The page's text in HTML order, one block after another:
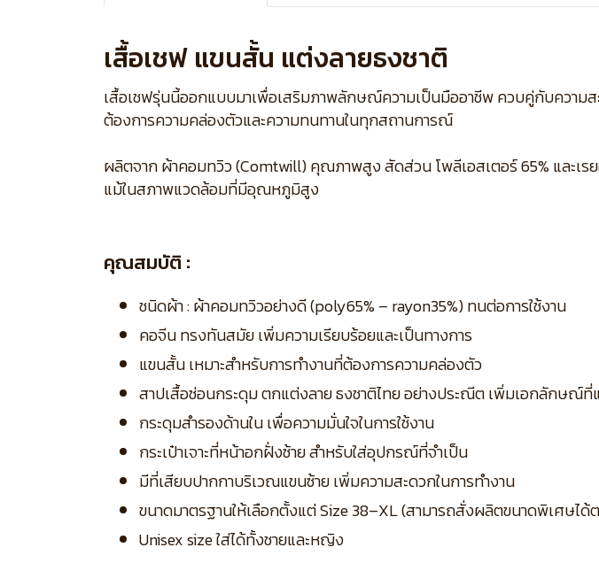
เสื้อเชฟ แขนสั้น แต่งลายธงชาติ
เสื้อเชฟรุ่นนี้ออกแบบมาเพื่อเสริมภาพลักษณ์ความเป็นมืออาชีพ ควบคู่กับความส
ต้องการความคล่องตัวและความทนทานในทุกสถานการณ์
ผลิตจาก ผ้าคอมทวิว (Comtwill) คุณภาพสูง สัดส่วน โพลีเอสเตอร์ 65% และเร
แม้ในสภาพแวดล้อมที่มีอุณหภูมิสูง
คุณสมบัติ :
ชนิดผ้า : ผ้าคอมทวิวอย่างดี (poly65% – rayon35%) ทนต่อการใช้งาน
คอจีน ทรงทันสมัย เพิ่มความเรียบร้อยและเป็นทางการ
แขนสั้น เหมาะสำหรับการทำงานที่ต้องการความคล่องตัว
สาปเสื้อซ่อนกระดุม ตกแต่งลาย ธงชาติไทย อย่างประณีต เพิ่มเอกลักษณ์ที่
กระดุมสำรองด้านใน เพื่อความมั่นใจในการใช้งาน
กระเป๋าเจาะที่หน้าอกฝั่งซ้าย สำหรับใส่อุปกรณ์ที่จำเป็น
มีที่เสียบปากกาบริเวณแขนซ้าย เพิ่มความสะดวกในการทำงาน
ขนาดมาตรฐานให้เลือกตั้งแต่ Size 38–XL (สามารถสั่งผลิตขนาดพิเศษได้
Unisex size ใส่ได้ทั้งชายและหญิง